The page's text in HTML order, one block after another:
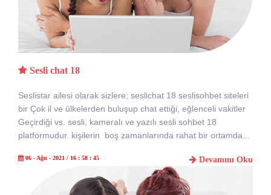
Sesli chat 18
Seslistar ailesi olarak sizlere; seslichat 18 seslisohbet siteleri
bir Çok il ve ülkelerden buluşup chat ettiği, eğlenceli vakitler
Geçirdiği vs. sesli, kameralı ve yazılı sesli sohbet 18
platformudur. kişilerin boş zamanlarında rahat bir ortamda...
Devamını Oku
06 - Ağu - 2021 / 16 : 58 : 45